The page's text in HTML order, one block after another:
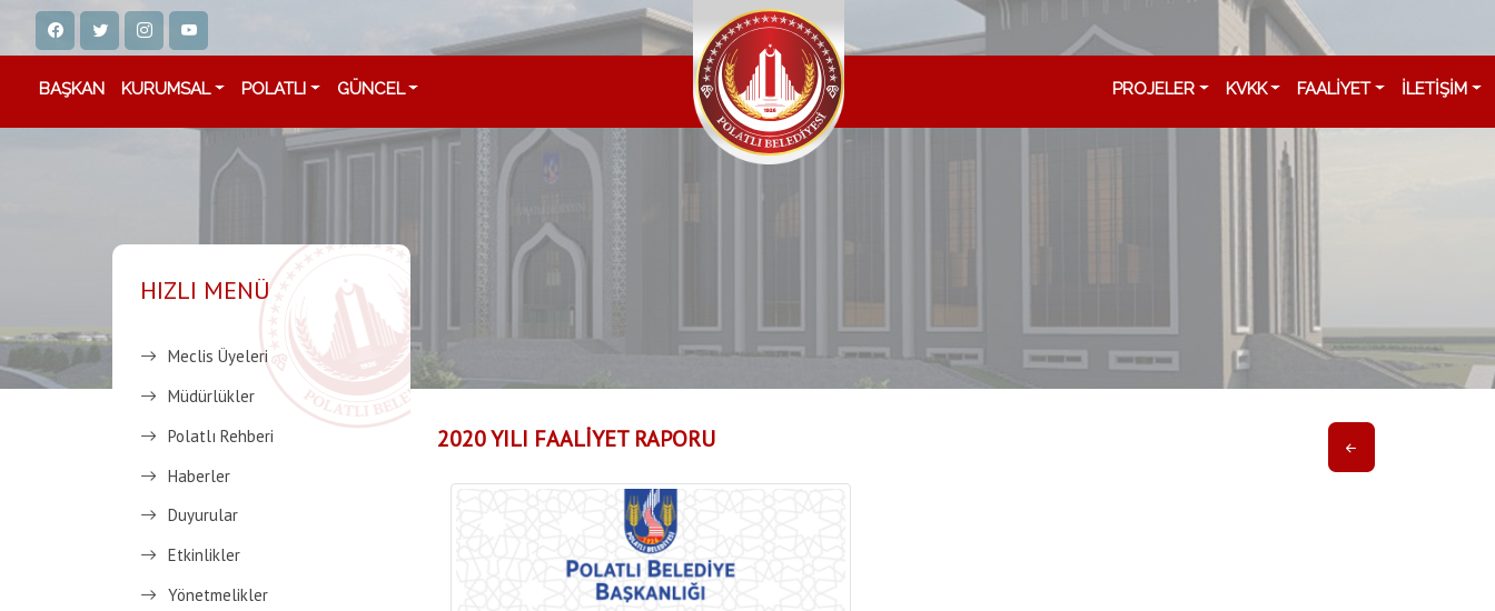
BAŞKAN KURUMSAL POLATLI GÜNCEL PROJELER KVKK FAALİYET İLETİŞİM
HIZLI MENÜ
Meclis Üyeleri
Müdürlükler
Polatlı Rehberi
Haberler
Duyurular
Etkinlikler
Yönetmelikler
2020 YILI FAALİYET RAPORU